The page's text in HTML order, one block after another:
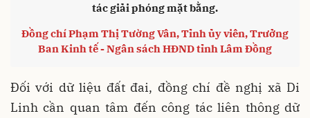
tác giải phóng mặt bằng.
Đồng chí Phạm Thị Tường Vân, Tỉnh ủy viên, Trưởng
Ban Kinh tế - Ngân sách HĐND tỉnh Lâm Đồng
Đối với dữ liệu đất đai, đồng chí đề nghị xã Di
Linh cần quan tâm đến công tác liên thông dữ